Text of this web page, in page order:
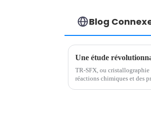
Blog
TR-SFX, ou cristallographie
réactions chimiques et des